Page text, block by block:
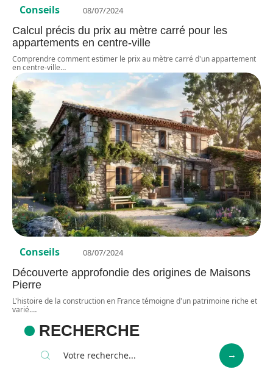
Conseils 08/07/2024
Calcul précis du prix au mètre carré pour les
appartements en centre-ville
Comprendre comment estimer le prix au mètre carré d'un appartement
en centre-ville…
Conseils 08/07/2024
Découverte approfondie des origines de Maisons
Pierre
L'histoire de la construction en France témoigne d'un patrimoine riche et
varié.…
RECHERCHE